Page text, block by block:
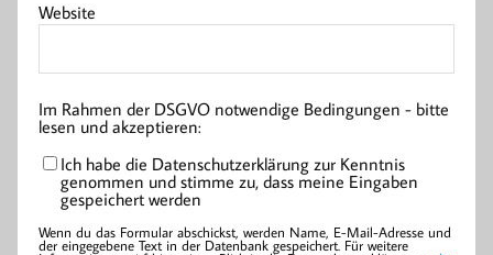
Website
Im Rahmen der DSGVO notwendige Bedingungen - bitte
lesen und akzeptieren:
Ich habe die Datenschutzerklärung zur Kenntnis
genommen und stimme zu, dass meine Eingaben
gespeichert werden
Wenn du das Formular abschickst, werden Name, E-Mail-Adresse und
der eingegebene Text in der Datenbank gespeichert. Für weitere